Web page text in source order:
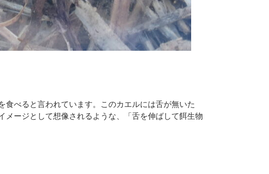
べると言われています。このカエルには舌が無いた
ージとして想像されるような、「舌を伸ばして餌生物